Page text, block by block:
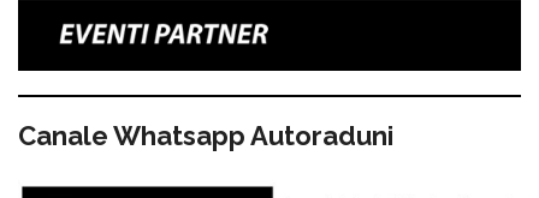
Canale Whatsapp Autoraduni